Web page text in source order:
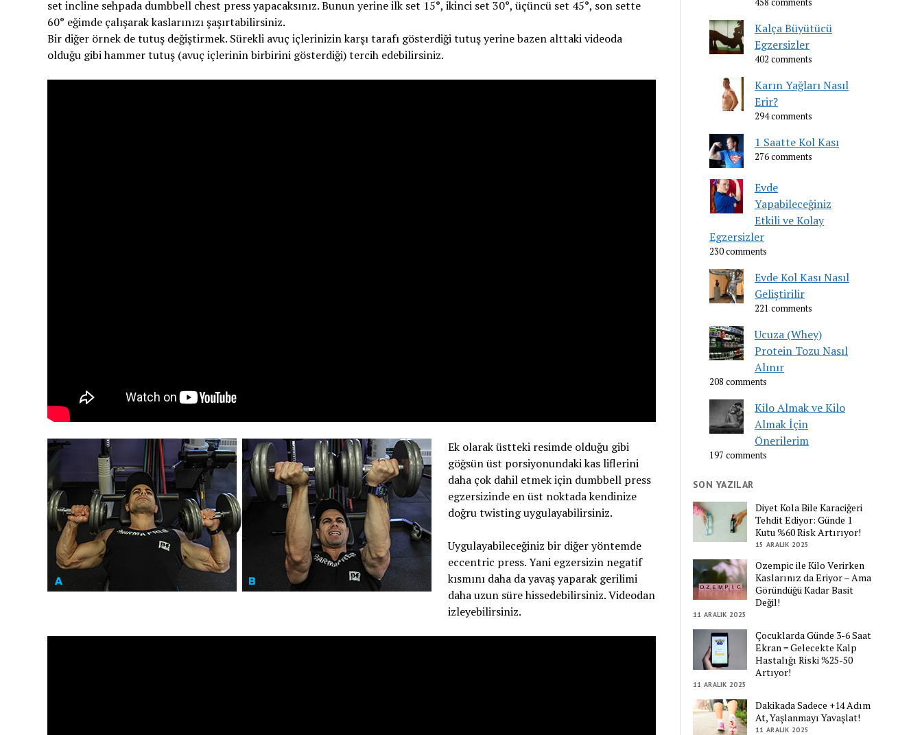
set incline sehpada dumbbell chest press yapacaksınız. Bunun yerine ilk set 15°, ikinci set 30°, üçüncü set 45°, son sette
60° eğimde çalışarak kaslarınızı şaşırtabilirsiniz.
Bir diğer örnek de tutuş değiştirmek. Sürekli avuç içlerinizin karşı tarafı gösterdiği tutuş yerine bazen alttaki videoda
olduğu gibi hammer tutuş (avuç içlerinin birbirini gösterdiği) tercih edebilirsiniz.
Ek olarak üstteki resimde olduğu gibi
göğsün üst porsiyonundaki kas liflerini
daha çok dahil etmek için dumbbell press
egzersizinde en üst noktada kendinize
doğru twisting uygulayabilirsiniz.
Uygulayabileceğiniz bir diğer yöntemde
eccentric press. Yani egzersizin negatif
kısmını daha da yavaş yaparak gerilimi
daha uzun süre hissedebilirsiniz. Videodan
izleyebilirsiniz.
458 comments
Kalça Büyütücü
Egzersizler
402 comments
Karın Yağları Nasıl
Erir?
294 comments
1 Saatte Kol Kası
276 comments
Evde
Yapabileceğiniz
Etkili ve Kolay
Egzersizler
230 comments
Evde Kol Kası Nasıl
Geliştirilir
221 comments
Ucuza (Whey)
Protein Tozu Nasıl
Alınır
208 comments
Kilo Almak ve Kilo
Almak İçin
Önerilerim
197 comments
SON YAZILAR
Diyet Kola Bile Karaciğeri
Tehdit Ediyor: Günde 1
Kutu %60 Risk Artırıyor!
15 ARALIK 2025
Ozempic ile Kilo Verirken
Kaslarınız da Eriyor – Ama
Göründüğü Kadar Basit
Değil!
11 ARALIK 2025
Çocuklarda Günde 3-6 Saat
Ekran = Gelecekte Kalp
Hastalığı Riski %25-50
Artıyor!
11 ARALIK 2025
Dakikada Sadece +14 Adım
At, Yaşlanmayı Yavaşlat!
11 ARALIK 2025